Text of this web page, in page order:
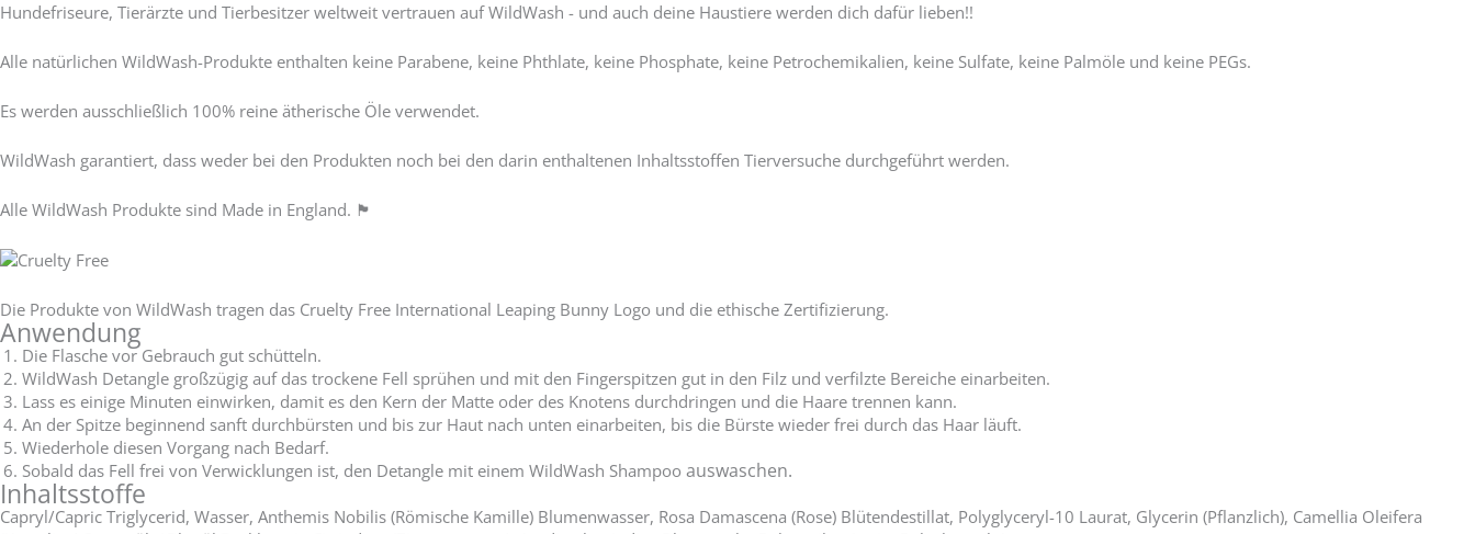
Hundefriseure, Tierärzte und Tierbesitzer weltweit vertrauen auf WildWash - und auch deine Haustiere werden dich dafür lieben!!
Alle natürlichen WildWash-Produkte enthalten keine Parabene, keine Phthlate, keine Phosphate, keine Petrochemikalien, keine Sulfate, keine Palmöle und keine PEGs.
Es werden ausschließlich 100% reine ätherische Öle verwendet.
WildWash garantiert, dass weder bei den Produkten noch bei den darin enthaltenen Inhaltsstoffen Tierversuche durchgeführt werden.
Alle WildWash Produkte sind Made in England. 🏴󠁧󠁢󠁥󠁮󠁧󠁿
Die Produkte von WildWash tragen das Cruelty Free International Leaping Bunny Logo und die ethische Zertifizierung.
Anwendung
Die Flasche vor Gebrauch gut schütteln.
WildWash Detangle großzügig auf das trockene Fell sprühen und mit den Fingerspitzen gut in den Filz und verfilzte Bereiche einarbeiten.
Lass es einige Minuten einwirken, damit es den Kern der Matte oder des Knotens durchdringen und die Haare trennen kann.
An der Spitze beginnend sanft durchbürsten und bis zur Haut nach unten einarbeiten, bis die Bürste wieder frei durch das Haar läuft.
Wiederhole diesen Vorgang nach Bedarf.
Sobald das Fell frei von Verwicklungen ist, den Detangle mit einem WildWash Shampoo auswaschen.
Inhaltsstoffe
Capryl/Capric Triglycerid, Wasser, Anthemis Nobilis (Römische Kamille) Blumenwasser, Rosa Damascena (Rose) Blütendestillat, Polyglyceryl-10 Laurat, Glycerin (Pflanzlich), Camellia Oleifera